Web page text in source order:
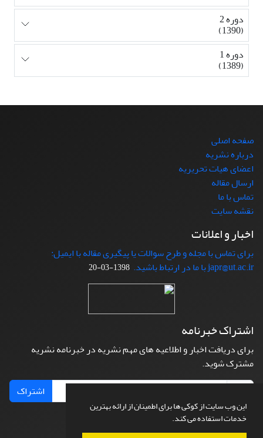
این وب سایت از کوکی ها برای اطمینان از ارائه بهترین
خدمات استفاده می کند.
دوره 2
(1390)
دوره 1
(1389)
صفحه اصلی
درباره نشریه
اعضای هیات تحریریه
ارسال مقاله
تماس با ما
نقشه سایت
اخبار و اعلانات
برای تماس با مجله و طرح سوالات یا پیگیری مقاله با ایمیل:
japr@ut.ac.ir با ما در ارتباط باشید.
1398-03-20
اشتراک خبرنامه
برای دریافت اخبار و اطلاعیه های مهم نشریه در خبرنامه نشریه
مشترک شوید.
اشتراک